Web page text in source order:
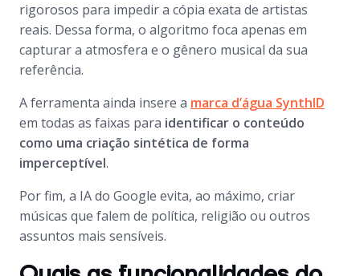
rigorosos para impedir a cópia exata de artistas
reais. Dessa forma, o algoritmo foca apenas em
capturar a atmosfera e o gênero musical da sua
referência.
A ferramenta ainda insere a marca d’água SynthID
em todas as faixas para identificar o conteúdo
como uma criação sintética de forma
imperceptível.
Por fim, a IA do Google evita, ao máximo, criar
músicas que falem de política, religião ou outros
assuntos mais sensíveis.